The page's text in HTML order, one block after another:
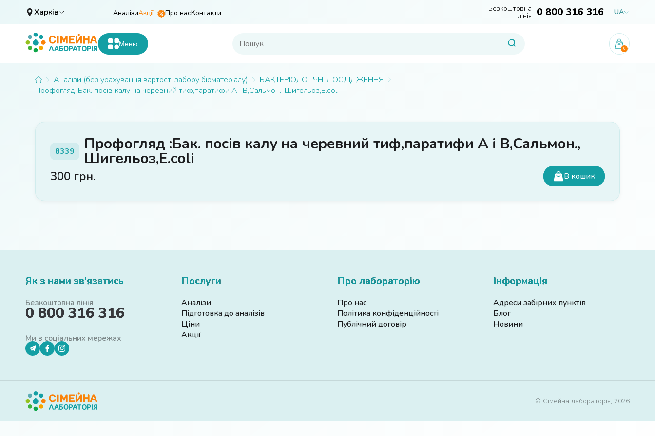
Харків АналізиАкції Про насКонтакти Безкоштовна
лінія 0 800 316 316 UA
Меню
0
Аналізи (без урахування вартості забору біоматеріалу)
БАКТЕРІОЛОГІЧНІ ДОСЛІДЖЕННЯ
Профогляд :Бак. посів калу на черевний тиф,паратифи А і В,Сальмон., Шигельоз,Е.coli
8339 Профогляд :Бак. посів калу на черевний тиф,паратифи А і В,Сальмон.,
Шигельоз,Е.coli
300 грн. В кошик
Як з нами зв'язатись
Безкоштовна лінія
0 800 316 316
Ми в соціальних мережах
Послуги
Аналізи
Підготовка до аналізів
Ціни
Акції
Про лабораторію
Про нас
Політика конфіденційності
Публічний договір
Інформація
Адреси забірних пунктів
Блог
Новини
© Сімейна лабораторія, 2026